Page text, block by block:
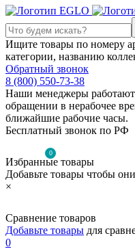
Ищите товары по номеру
категории, названию
Обратный звонок
8 (800) 550-73-38
Наши менеджеры
обращении в нерабочее
ближайшие рабочие часы.
Бесплатный звонок по РФ
0
Избранные товары
Добавьте товары чтобы
×
Сравнение товаров
Добавьте товары для
0